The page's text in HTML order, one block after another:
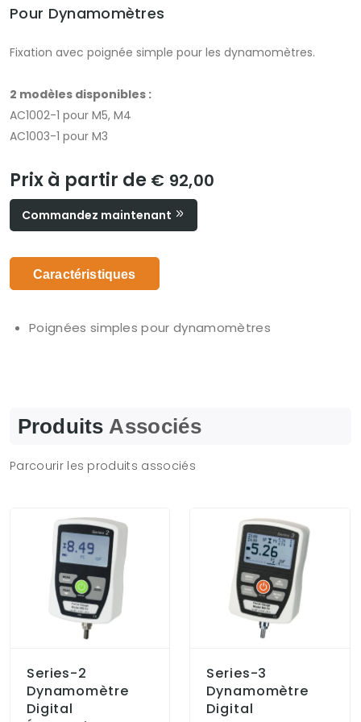
Pour Dynamomètres
Fixation avec poignée simple pour les dynamomètres.
2 modèles disponibles :
AC1002-1 pour M5, M4
AC1003-1 pour M3
Prix à partir de € 92,00
Commandez maintenant
Caractéristiques
Poignées simples pour dynamomètres
ProduitsAssociés
Parcourir les produits associés
Series-2
Dynamomètre
Digital
Series-3
Dynamomètre
Digital